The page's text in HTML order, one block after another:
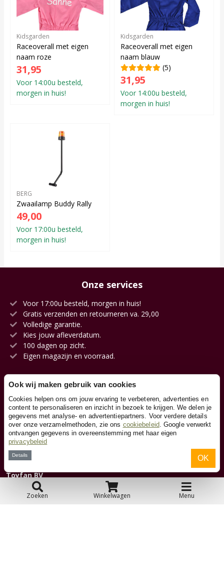
Zoeken Winkelwagen Menu
Kidsgarden
Raceoverall met eigen
naam roze
31,95
Voor 14:00u besteld,
morgen in huis!
Kidsgarden
Raceoverall met eigen
naam blauw
(5)
31,95
Voor 14:00u besteld,
morgen in huis!
BERG
Zwaailamp Buddy Rally
49,00
Voor 17:00u besteld,
morgen in huis!
Onze services
Voor 17:00u besteld, morgen in huis!
Gratis verzenden en retourneren va. 29,00
Volledige garantie.
Kies jouw afleverdatum.
100 dagen op zicht.
Eigen magazijn en voorraad.
Contact
Over ons
Toyfan BV
Skelters.nl
Waterwinweg 9
Ook wij maken gebruik van cookies
Cookies helpen ons om jouw ervaring te verbeteren, advertenties en
content te personaliseren en inzicht in bezoek te krijgen. We delen je
gegevens met analyse- en advertentiepartners. Voor verdere details
over onze verzamelmethoden, zie ons cookiebeleid. Google verwerkt
ontvangen gegevens in overeenstemming met haar eigen
privacybeleid
Details OK